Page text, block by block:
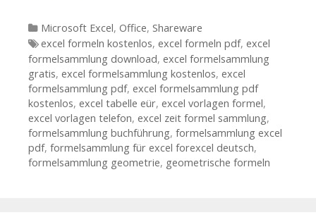
Kategorien
Microsoft Excel, Office, Shareware
Tags
excel formeln kostenlos, excel formeln pdf, excel
formelsammlung download, excel formelsammlung
gratis, excel formelsammlung kostenlos, excel
formelsammlung pdf, excel formelsammlung pdf
kostenlos, excel tabelle eür, excel vorlagen formel,
excel vorlagen telefon, excel zeit formel sammlung,
formelsammlung buchführung, formelsammlung excel
pdf, formelsammlung für excel forexcel deutsch,
formelsammlung geometrie, geometrische formeln